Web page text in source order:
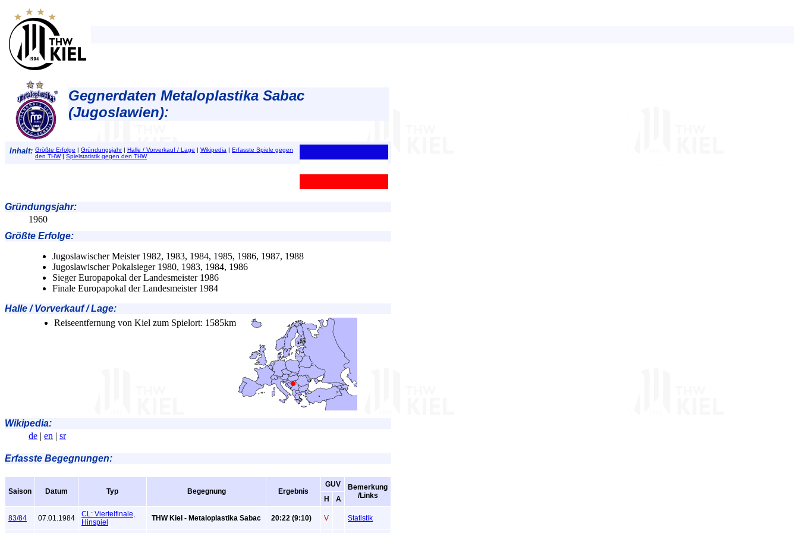
Gegnerdaten Metaloplastika Sabac
(Jugoslawien):
Inhalt: Größte Erfolge | Gründungsjahr| Halle / Vorverkauf / Lage | Wikipedia | Erfasste Spiele gegen
den THW| Spielstatistik gegen den THW
Gründungsjahr:
1960
Größte Erfolge:
Jugoslawischer Meister 1982, 1983, 1984, 1985, 1986, 1987, 1988
Jugoslawischer Pokalsieger 1980, 1983, 1984, 1986
Sieger Europapokal der Landesmeister 1986
Finale Europapokal der Landesmeister 1984
Halle / Vorverkauf / Lage:
Reiseentfernung von Kiel zum Spielort: 1585km
Wikipedia:
de | en | sr
Erfasste Begegnungen:
Saison Datum Typ Begegnung Ergebnis
GUV
Bemerkung
/Links
H A
83/84 07.01.1984
CL: Viertelfinale,
Hinspiel
THW Kiel - Metaloplastika Sabac 20:22 (9:10) V Statistik